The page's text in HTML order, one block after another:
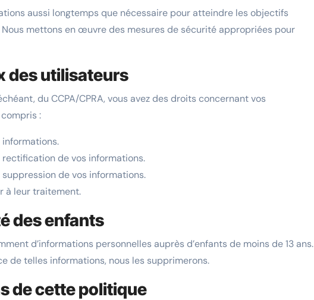
aussi longtemps que nécessaire pour atteindre les objectifs
mettons en œuvre des mesures de sécurité appropriées pour
des utilisateurs
du CCPA/CPRA, vous avez des droits concernant vos
:
informations.
de vos informations.
de vos informations.
à leur traitement.
des enfants
d’informations personnelles auprès d’enfants de moins de 13 ans.
de telles informations, nous les supprimerons.
de cette politique